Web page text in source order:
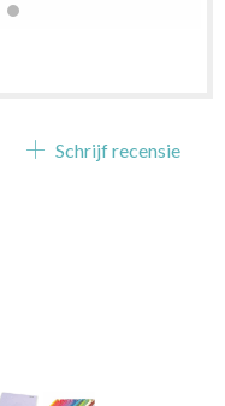
Schrijf recensie